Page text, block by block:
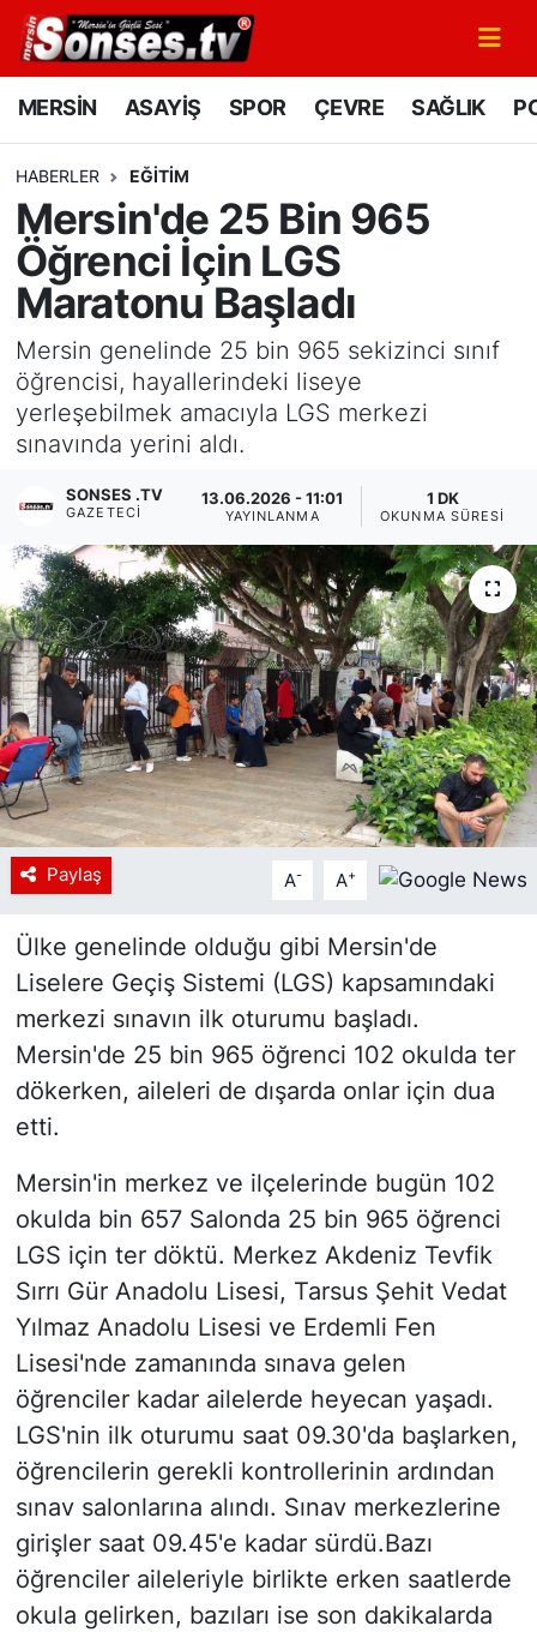
MERSİN ASAYİŞ SPOR ÇEVRE SAĞLIK
HABERLER EĞİTİM
Mersin'de 25 Bin 965
Öğrenci İçin LGS
Maratonu Başladı
Mersin genelinde 25 bin 965 sekizinci sınıf
öğrencisi, hayallerindeki liseye
yerleşebilmek amacıyla LGS merkezi
sınavında yerini aldı.
SONSES .TV
GAZETECI
13.06.2026 - 11:01
YAYINLANMA
1 DK
OKUNMA SÜRESI
Paylaş A- A+
Ülke genelinde olduğu gibi Mersin'de
Liselere Geçiş Sistemi (LGS) kapsamındaki
merkezi sınavın ilk oturumu başladı.
Mersin'de 25 bin 965 öğrenci 102 okulda ter
dökerken, aileleri de dışarda onlar için dua
etti.
Mersin'in merkez ve ilçelerinde bugün 102
okulda bin 657 Salonda 25 bin 965 öğrenci
LGS için ter döktü. Merkez Akdeniz Tevfik
Sırrı Gür Anadolu Lisesi, Tarsus Şehit Vedat
Yılmaz Anadolu Lisesi ve Erdemli Fen
Lisesi'nde zamanında sınava gelen
öğrenciler kadar ailelerde heyecan yaşadı.
LGS'nin ilk oturumu saat 09.30'da başlarken,
öğrencilerin gerekli kontrollerinin ardından
sınav salonlarına alındı. Sınav merkezlerine
girişler saat 09.45'e kadar sürdü.Bazı
öğrenciler aileleriyle birlikte erken saatlerde
okula gelirken, bazıları ise son dakikalarda
MERSİN
SPOR
GÜNÜN MANŞETİ
DÜNYA
KÜLTÜR - SANAT
MAGAZİN
SAĞLIK
Siyaset
YEREL HABER
Haberde insan
Tanıtım
Mersin Nöbetçi Eczaneler
Mersin Namaz Vakitleri
Mersin Trafik Yoğunluk Haritası
Süper Lig Puan Durumu ve Fikstür
Tüm Manşetler
Son Dakika Haberleri
Haber Arşivi